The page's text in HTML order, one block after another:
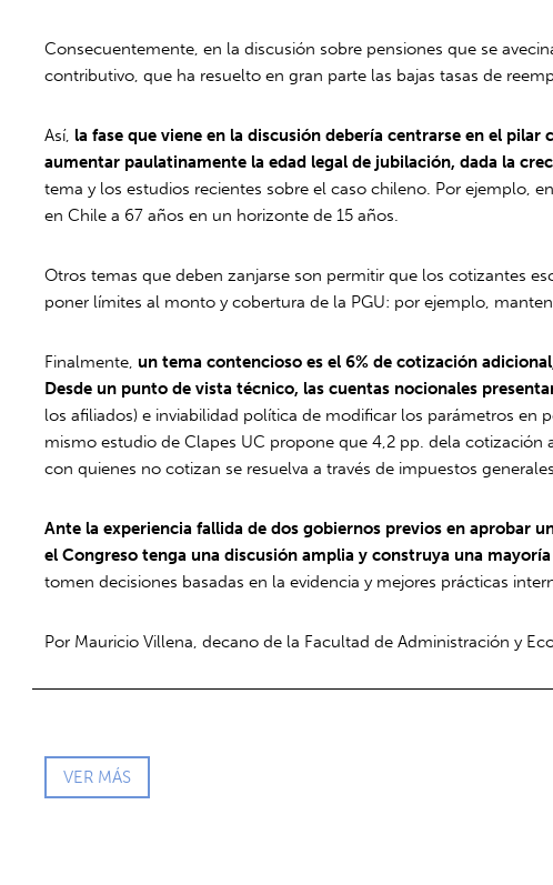
Consecuentemente, en la discusión sobre pensiones que se
contributivo, que ha resuelto en gran parte las bajas tasas de
Así, la fase que viene en la discusión debería centrarse en el
aumentar paulatinamente la edad legal de jubilación, dada la
tema y los estudios recientes sobre el caso chileno. Por ejemplo,
en Chile a 67 años en un horizonte de 15 años.
Otros temas que deben zanjarse son permitir que los cotizantes
poner límites al monto y cobertura de la PGU: por ejemplo,
Finalmente, un tema contencioso es el 6% de cotización
Desde un punto de vista técnico, las cuentas nocionales
los afiliados) e inviabilidad política de modificar los parámetros en
mismo estudio de Clapes UC propone que 4,2 pp. dela cotización
con quienes no cotizan se resuelva a través de impuestos
Ante la experiencia fallida de dos gobiernos previos en aprobar
el Congreso tenga una discusión amplia y construya una
tomen decisiones basadas en la evidencia y mejores prácticas
Por Mauricio Villena, decano de la Facultad de Administración y
VER MÁS